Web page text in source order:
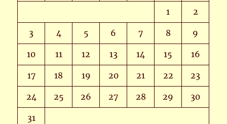
1 2
3 4 5 6 7 8 9
10 11 12 13 14 15 16
17 18 19 20 21 22 23
24 25 26 27 28 29 30
31